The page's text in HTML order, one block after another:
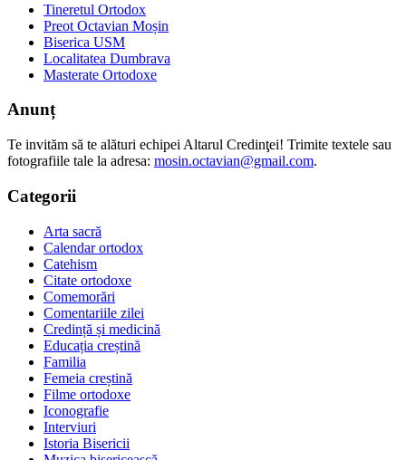
Tineretul Ortodox
Preot Octavian Moșin
Biserica USM
Localitatea Dumbrava
Masterate Ortodoxe
Anunț
Te invităm să te alături echipei Altarul Credinţei! Trimite textele sau
fotografiile tale la adresa: mosin.octavian@gmail.com.
Categorii
Arta sacră
Calendar ortodox
Catehism
Citate ortodoxe
Comemorări
Comentariile zilei
Credință și medicină
Educația creștină
Familia
Femeia creștină
Filme ortodoxe
Iconografie
Interviuri
Istoria Bisericii